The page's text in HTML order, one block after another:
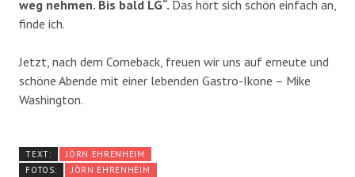
weg nehmen. Bis bald LG“. Das hört sich schön einfach an,
finde ich.
Jetzt, nach dem Comeback, freuen wir uns auf erneute und
schöne Abende mit einer lebenden Gastro-Ikone – Mike
Washington.
TEXT:
JÖRN EHRENHEIM
FOTOS:
JÖRN EHRENHEIM